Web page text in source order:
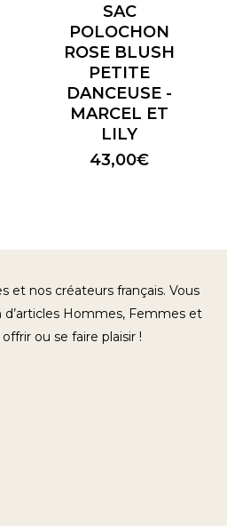
SAC
POLOCHON
ROSE BLUSH
PETITE
DANCEUSE -
MARCEL ET
LILY
43,00€
et nos créateurs français. Vous
Hommes, Femmes et
ou se faire plaisir !